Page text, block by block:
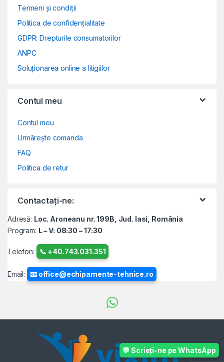
💬 Scrieți-ne pe WhatsApp
Termeni și condiții
Politica de confidențialitate
GDPR: Drepturile consumatorilor
ANPC
Soluționarea online a litigiilor
Contul meu
Contul meu
Urmărește comanda
FAQ
Politica de retur
Contactați-ne:
Adresă: Loc. Aroneanu nr. 199B, Jud. Iasi, România
Program: L – V: 08:30 – 17:30
Telefon: 📞 +40.743.031.351
Email: 📧 office@echipamente-tehnice.ro